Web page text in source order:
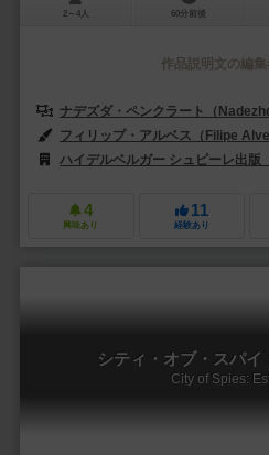
2～4人 60分前後
作品説明文の編
ナデズダ・ペンクラート（
フィリップ・アルベス（Filipe
ハイデルベルガー シュピーレ出
4
興味あり
11
経験あり
シティ・オブ・スパイ
City of Spies: